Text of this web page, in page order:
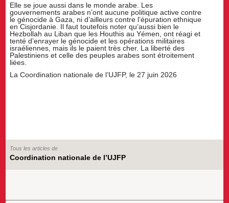
Elle se joue aussi dans le monde arabe. Les
gouvernements arabes n’ont aucune politique active contre
le génocide à Gaza, ni d’ailleurs contre l’épuration ethnique
en Cisjordanie. Il faut toutefois noter qu’aussi bien le
Hezbollah au Liban que les Houthis au Yémen, ont réagi et
tenté d’enrayer le génocide et les opérations militaires
israéliennes, mais ils le paient très cher. La liberté des
Palestiniens et celle des peuples arabes sont étroitement
liées.
La Coordination nationale de l’UJFP, le 27 juin 2026
Tous les articles de
Coordination nationale de l’UJFP